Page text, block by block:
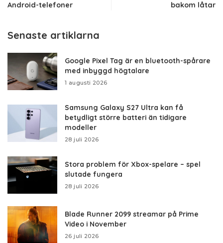
Android-telefoner
bakom låtar
Senaste artiklarna
Google Pixel Tag är en bluetooth-spårare
med inbyggd högtalare
1 augusti 2026
Samsung Galaxy S27 Ultra kan få
betydligt större batteri än tidigare
modeller
28 juli 2026
Stora problem för Xbox-spelare – spel
slutade fungera
28 juli 2026
Blade Runner 2099 streamar på Prime
Video i November
26 juli 2026